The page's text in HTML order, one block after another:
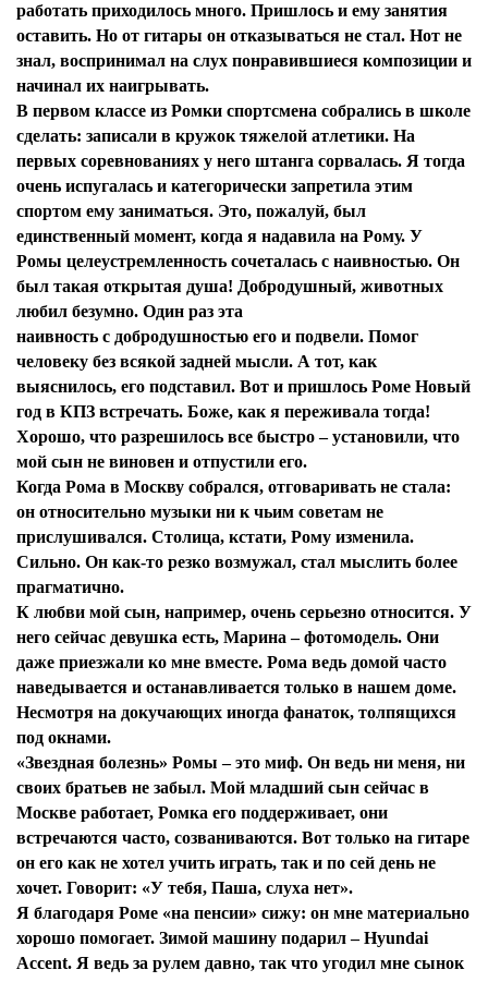
работать приходилось много. Пришлось и ему занятия
оставить. Но от гитары он отказываться не стал. Нот не
знал, воспринимал на слух понравившиеся композиции и
начинал их наигрывать.
В первом классе из Ромки спортсмена собрались в школе
сделать: записали в кружок тяжелой атлетики. На
первых соревнованиях у него штанга сорвалась. Я тогда
очень испугалась и категорически запретила этим
спортом ему заниматься. Это, пожалуй, был
единственный момент, когда я надавила на Рому. У
Ромы целеустремленность сочеталась с наивностью. Он
был такая открытая душа! Добродушный, животных
любил безумно. Один раз эта
наивность с добродушностью его и подвели. Помог
человеку без всякой задней мысли. А тот, как
выяснилось, его подставил. Вот и пришлось Роме Новый
год в КПЗ встречать. Боже, как я переживала тогда!
Хорошо, что разрешилось все быстро – установили, что
мой сын не виновен и отпустили его.
Когда Рома в Москву собрался, отговаривать не стала:
он относительно музыки ни к чьим советам не
прислушивался. Столица, кстати, Рому изменила.
Сильно. Он как-то резко возмужал, стал мыслить более
прагматично.
К любви мой сын, например, очень серьезно относится. У
него сейчас девушка есть, Марина – фотомодель. Они
даже приезжали ко мне вместе. Рома ведь домой часто
наведывается и останавливается только в нашем доме.
Несмотря на докучающих иногда фанаток, толпящихся
под окнами.
«Звездная болезнь» Ромы – это миф. Он ведь ни меня, ни
своих братьев не забыл. Мой младший сын сейчас в
Москве работает, Ромка его поддерживает, они
встречаются часто, созваниваются. Вот только на гитаре
он его как не хотел учить играть, так и по сей день не
хочет. Говорит: «У тебя, Паша, слуха нет».
Я благодаря Роме «на пенсии» сижу: он мне материально
хорошо помогает. Зимой машину подарил – Hyundai
Accent. Я ведь за рулем давно, так что угодил мне сынок
политикой конфиденциальности и
защиты информации*
Я согласен сполитикой конфиденциальности и
защиты информации*